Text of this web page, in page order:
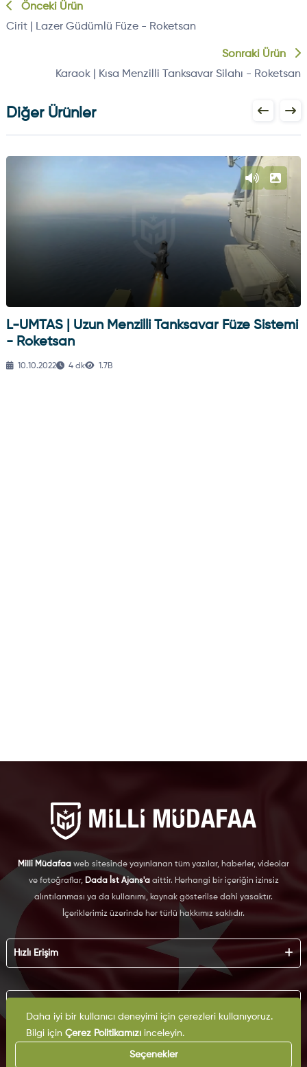
Önceki Ürün
Cirit | Lazer Güdümlü Füze - Roketsan
Sonraki Ürün
Karaok | Kısa Menzilli Tanksavar Silahı - Roketsan
Diğer Ürünler
L-UMTAS | Uzun Menzilli Tanksavar Füze Sistemi
- Roketsan
10.10.2022 4 dk 1.7B
Milli Müdafaa web sitesinde yayınlanan tüm yazılar, haberler, videolar
ve fotoğraflar, Dada İst Ajans'aaittir. Herhangi bir içeriğin izinsiz
alıntılanması ya da kullanımı, kaynak gösterilse dahi yasaktır.
İçeriklerimiz üzerinde her türlü hakkımız saklıdır.
Hızlı Erişim
Künye
Reklam
İş Birliği
Arşiv
İletişim
KVKK
Çerez Politikası
Daha iyi bir kullanıcı deneyimi için çerezleri kullanıyoruz.
Bilgi için Çerez Politikamızıinceleyin.
Seçenekler